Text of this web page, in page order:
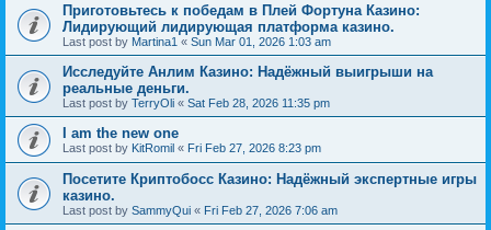
Приготовьтесь к победам в Плей Фортуна Казино:
Лидирующий лидирующая платформа казино.
Last post by Martina1 « Sun Mar 01, 2026 1:03 am
Исследуйте Анлим Казино: Надёжный выигрыши на
реальные деньги.
Last post by TerryOli « Sat Feb 28, 2026 11:35 pm
I am the new one
Last post by KitRomil « Fri Feb 27, 2026 8:23 pm
Посетите Криптобосс Казино: Надёжный экспертные игры
казино.
Last post by SammyQui « Fri Feb 27, 2026 7:06 am